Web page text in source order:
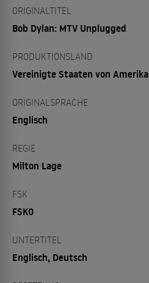
ORIGINALTITEL
Bob Dylan: MTV Unplugged
PRODUKTIONSLAND
Vereinigte Staaten von Amerika
ORIGINALSPRACHE
Englisch
REGIE
Milton Lage
FSK
FSK0
UNTERTITEL
Englisch, Deutsch